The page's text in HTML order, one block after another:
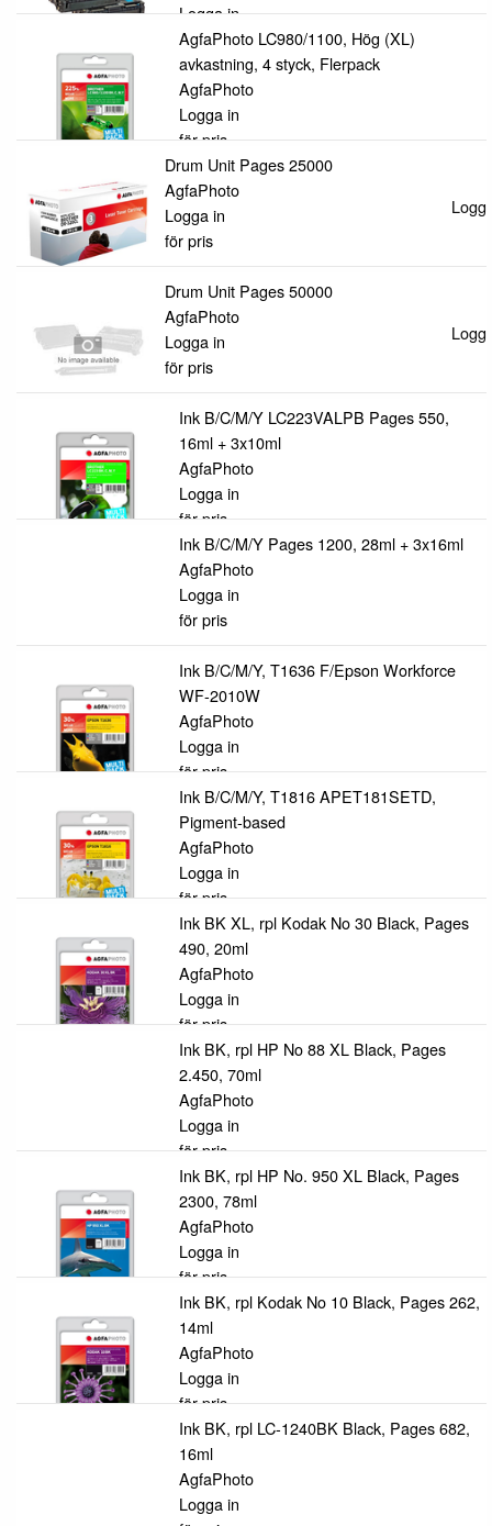
Logga in
för pris
AgfaPhoto LC980/1100, Hög (XL)
avkastning, 4 styck, Flerpack
AgfaPhoto
Logga in
för pris
Drum Unit Pages 25000
AgfaPhoto
Logga in
för pris
Drum Unit Pages 50000
AgfaPhoto
Logga in
för pris
Ink B/C/M/Y LC223VALPB Pages 550,
16ml + 3x10ml
AgfaPhoto
Logga in
för pris
Ink B/C/M/Y Pages 1200, 28ml + 3x16ml
AgfaPhoto
Logga in
för pris
Ink B/C/M/Y, T1636 F/Epson Workforce
WF-2010W
AgfaPhoto
Logga in
för pris
Ink B/C/M/Y, T1816 APET181SETD,
Pigment-based
AgfaPhoto
Logga in
för pris
Ink BK XL, rpl Kodak No 30 Black, Pages
490, 20ml
AgfaPhoto
Logga in
för pris
Ink BK, rpl HP No 88 XL Black, Pages
2.450, 70ml
AgfaPhoto
Logga in
för pris
Ink BK, rpl HP No. 950 XL Black, Pages
2300, 78ml
AgfaPhoto
Logga in
för pris
Ink BK, rpl Kodak No 10 Black, Pages 262,
14ml
AgfaPhoto
Logga in
för pris
Ink BK, rpl LC-1240BK Black, Pages 682,
16ml
AgfaPhoto
Logga in